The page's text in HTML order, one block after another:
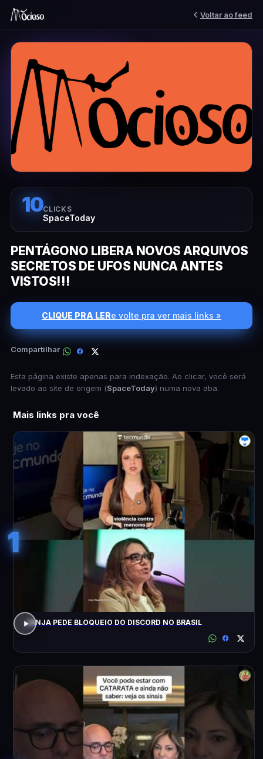
Voltar ao feed
10CLICKS
SpaceToday
PENTÁGONO LIBERA NOVOS ARQUIVOS
SECRETOS DE UFOS NUNCA ANTES
VISTOS!!!
CLIQUE PRA LERe volte pra ver mais links »
Compartilhar
Esta página existe apenas para indexação. Ao clicar, você será
levado ao site de origem (SpaceToday) numa nova aba.
Mais links pra você
1
JANJA PEDE BLOQUEIO DO DISCORD NO BRASIL